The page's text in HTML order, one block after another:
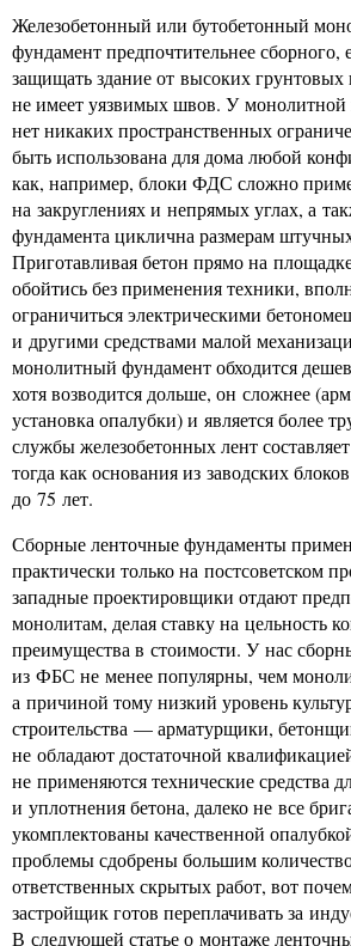
Железобетонный или бутобетонный
фундамент предпочтительнее сборного,
защищать здание от высоких грунтовых
не имеет уязвимых швов. У монолитной
нет никаких пространственных
быть использована для дома любой
как, например, блоки ФДС сложно
на закруглениях и непрямых углах, а
фундамента циклична размерам
Приготавливая бетон прямо на
обойтись без применения техники,
ограничиться электрическими
и другими средствами малой
монолитный фундамент обходится
хотя возводится дольше, он сложнее
установка опалубки) и является более
службы железобетонных лент
тогда как основания из заводских
до 75 лет.
Сборные ленточные фундаменты
практически только на постсоветском
западные проектировщики отдают
монолитам, делая ставку на цельность
преимущества в стоимости. У нас
из ФБС не менее популярны, чем
а причиной тому низкий уровень
строительства — арматурщики,
не обладают достаточной
не применяются технические средства
и уплотнения бетона, далеко не все
укомплектованы качественной
проблемы сдобрены большим
ответственных скрытых работ, вот
застройщик готов переплачивать за
В следующей статье о монтаже